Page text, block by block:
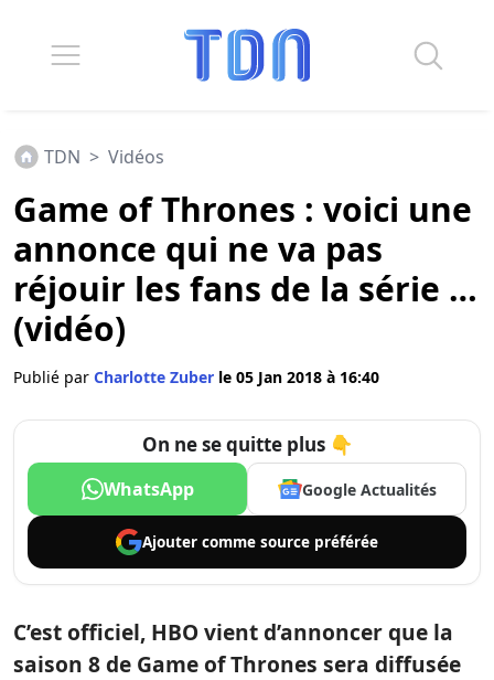
TDN > Vidéos
Game of Thrones : voici une
annonce qui ne va pas
réjouir les fans de la série …
(vidéo)
Publié par Charlotte Zuber le 05 Jan 2018 à 16:40
On ne se quitte plus 👇
WhatsApp Google Actualités
Ajouter comme source préférée
C’est officiel, HBO vient d’annoncer que la
saison 8 de Game of Thrones sera diffusée